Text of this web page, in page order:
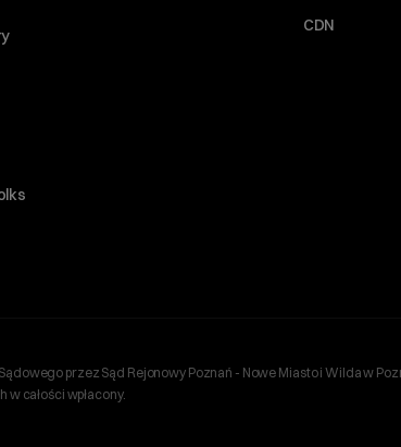
CDN
przez Sąd Rejonowy Poznań - Nowe Miasto i Wilda w
w całości wpłacony.